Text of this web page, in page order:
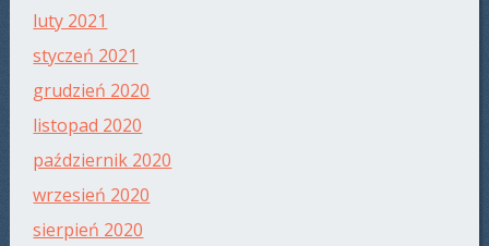
luty 2021
styczeń 2021
grudzień 2020
listopad 2020
październik 2020
wrzesień 2020
sierpień 2020